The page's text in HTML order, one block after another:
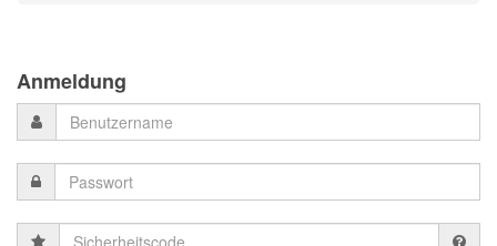
Anmeldung
Sicherheitscode